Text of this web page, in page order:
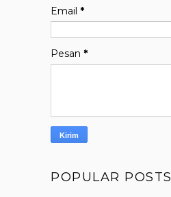
Email *
Pesan *
POPULAR POSTS